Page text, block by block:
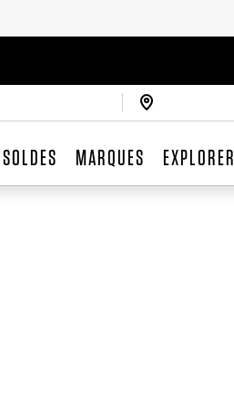
SOLDES MARQUES EXPLORER